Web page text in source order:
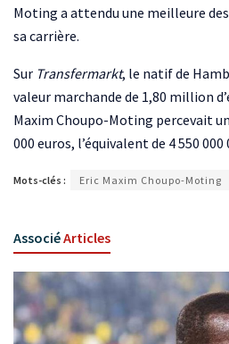
Moting a attendu une meilleure
sa carrière.
Sur Transfermarkt, le natif de
valeur marchande de 1,80 million
Maxim Choupo-Moting percevait
000 euros, l’équivalent de 4 550 000
Mots-clés : Eric Maxim Choupo-Moting
AssociéArticles